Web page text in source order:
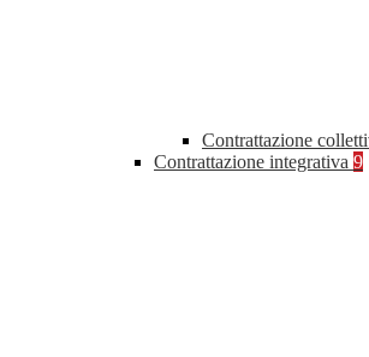
Contrattazione
Contrattazione integrativa 9